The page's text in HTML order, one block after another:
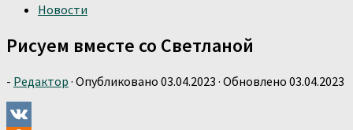
Новости
Рисуем вместе со Светланой
- Редактор · Опубликовано 03.04.2023 · Обновлено 03.04.2023